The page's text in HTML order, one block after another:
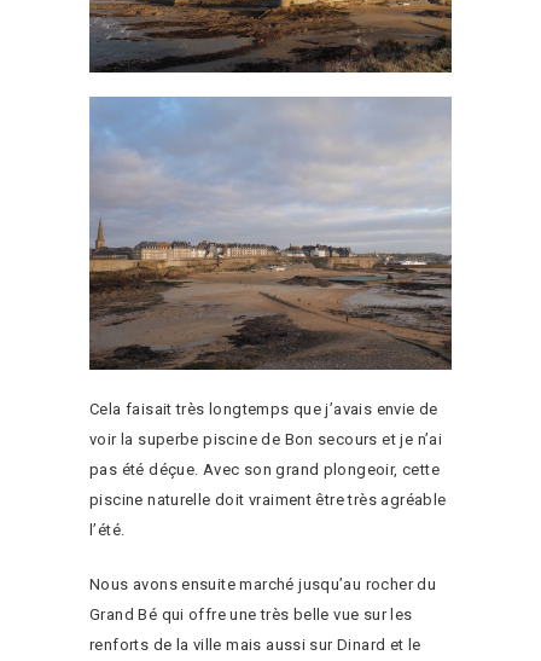
Cela faisait très longtemps que j’avais envie de
voir la superbe piscine de Bon secours et je n’ai
pas été déçue. Avec son grand plongeoir, cette
piscine naturelle doit vraiment être très agréable
l’été.
Nous avons ensuite marché jusqu’au rocher du
Grand Bé qui offre une très belle vue sur les
renforts de la ville mais aussi sur Dinard et le